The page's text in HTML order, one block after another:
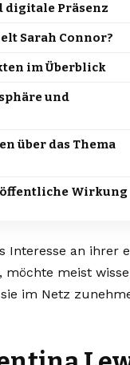
digitale Präsenz
Sarah Connor?
im Überblick
und
über das Thema
Wirkung
Interesse an ihrer
möchte meist
im Netz